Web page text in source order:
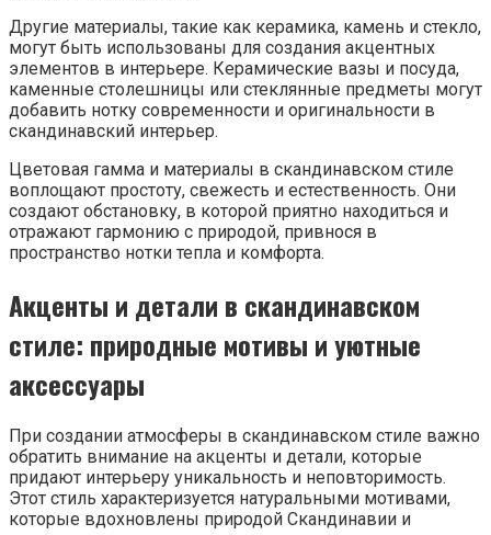
Другие материалы, такие как керамика, камень и стекло,
могут быть использованы для создания акцентных
элементов в интерьере. Керамические вазы и посуда,
каменные столешницы или стеклянные предметы могут
добавить нотку современности и оригинальности в
скандинавский интерьер.
Цветовая гамма и материалы в скандинавском стиле
воплощают простоту, свежесть и естественность. Они
создают обстановку, в которой приятно находиться и
отражают гармонию с природой, привнося в
пространство нотки тепла и комфорта.
Акценты и детали в скандинавском
стиле: природные мотивы и уютные
аксессуары
При создании атмосферы в скандинавском стиле важно
обратить внимание на акценты и детали, которые
придают интерьеру уникальность и неповторимость.
Этот стиль характеризуется натуральными мотивами,
которые вдохновлены природой Скандинавии и